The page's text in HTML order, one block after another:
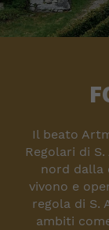
Il beato
Regolari di
nord dalla
vivono e
regola di S.
ambiti